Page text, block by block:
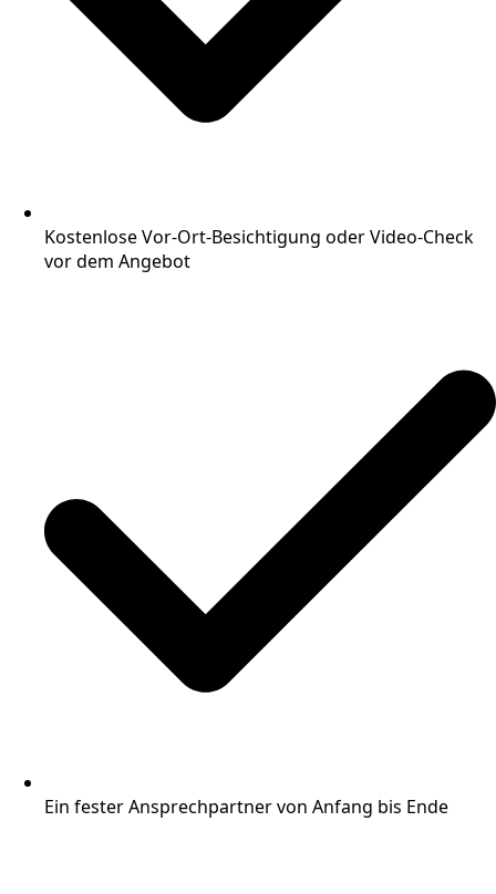
Kostenlose Vor-Ort-Besichtigung oder Video-Check
vor dem Angebot
Ein fester Ansprechpartner von Anfang bis Ende